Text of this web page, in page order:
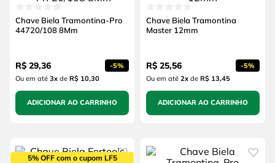
Chave Biela Tramontina-Pro
44720/108 8Mm
R$ 29,36 -5%
Ou em até 3xde R$ 10,30
ADICIONAR AO CARRINHO
Chave Biela Tramontina
Master 12mm
R$ 25,56 -5%
Ou em até 2xde R$ 13,45
ADICIONAR AO CARRINHO
5% OFF com o cupom LF5